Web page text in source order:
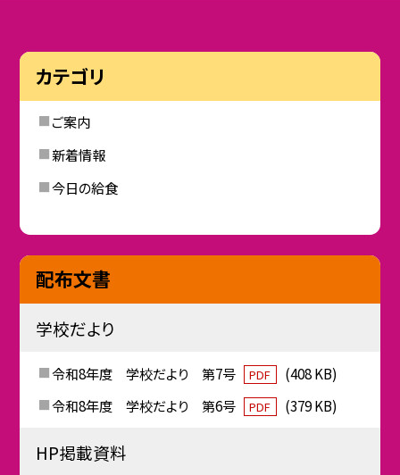
カテゴリ
ご案内
新着情報
今日の給食
配布文書
学校だより
令和8年度 学校だより 第7号 PDF
(408 KB)
令和8年度 学校だより 第6号
PDF (379 KB)
HP掲載資料